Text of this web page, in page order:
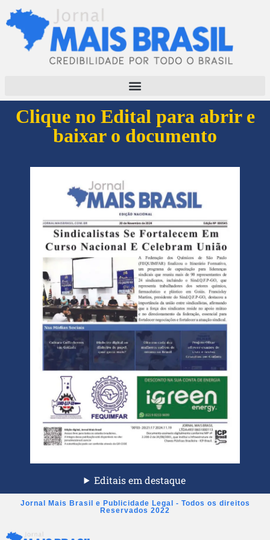
Clique no Edital para abrir e
baixar o documento
Editais em destaque
Jornal Mais Brasil e Publicidade Legal - Todos os direitos
Reservados 2022